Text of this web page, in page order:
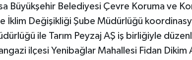
Büyükşehir Belediyesi Çevre Koruma ve
ve İklim Değişikliği Şube Müdürlüğü
ile Tarım Peyzaj AŞ iş birliğiyle
ilçesi Yenibağlar Mahallesi Fidan Dikim